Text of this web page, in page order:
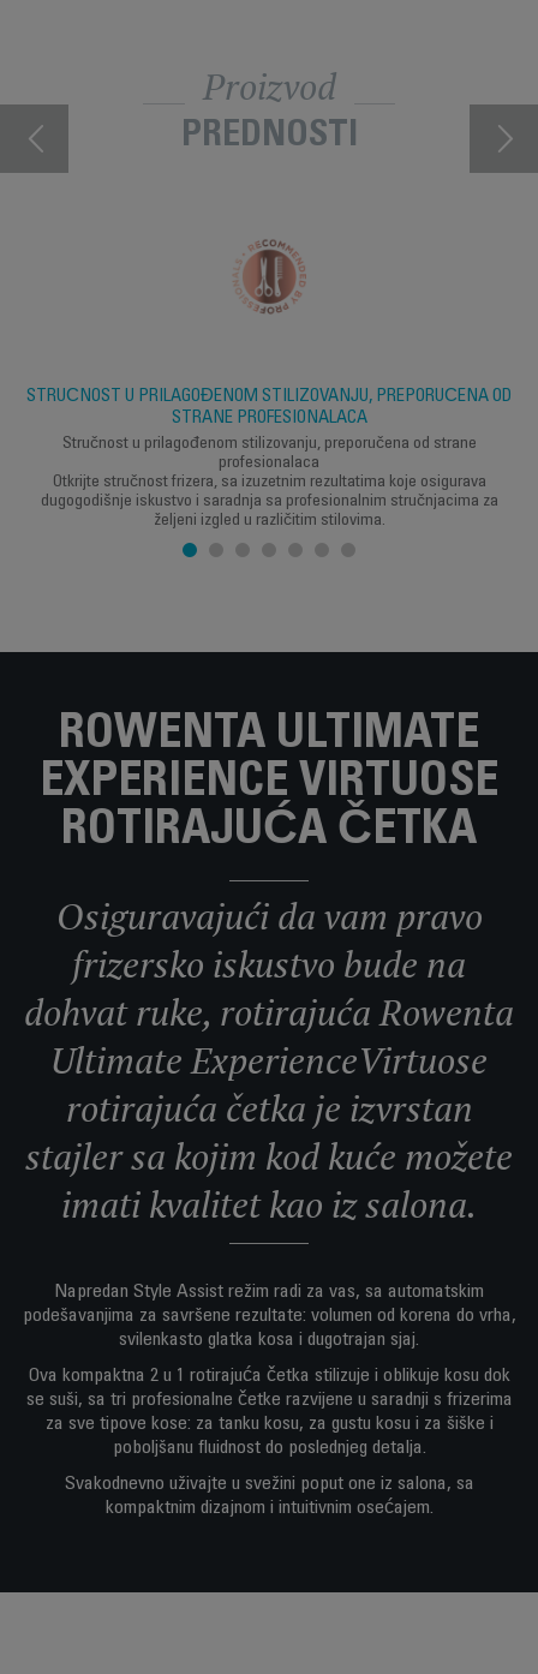
Proizvod
PREDNOSTI
STRUČNOST U PRILAGOĐENOM STILIZOVANJU, PREPORUČENA OD
STRANE PROFESIONALACA
Stručnost u prilagođenom stilizovanju, preporučena od strane
profesionalaca
Otkrijte stručnost frizera, sa izuzetnim rezultatima koje osigurava
dugogodišnje iskustvo i saradnja sa profesionalnim stručnjacima za
željeni izgled u različitim stilovima.
ROWENTA ULTIMATE
EXPERIENCE VIRTUOSE
ROTIRAJUĆA ČETKA
Osiguravajući da vam pravo
frizersko iskustvo bude na
dohvat ruke, rotirajuća Rowenta
Ultimate ExperienceVirtuose
rotirajuća četka je izvrstan
stajler sa kojim kod kuće možete
imati kvalitet kao iz salona.
Napredan Style Assist režim radi za vas, sa automatskim
podešavanjima za savršene rezultate: volumen od korena do vrha,
svilenkasto glatka kosa i dugotrajan sjaj.
Ova kompaktna 2 u 1 rotirajuća četka stilizuje i oblikuje kosu dok
se suši, sa tri profesionalne četke razvijene u saradnji s frizerima
za sve tipove kose: za tanku kosu, za gustu kosu i za šiške i
poboljšanu fluidnost do poslednjeg detalja.
Svakodnevno uživajte u svežini poput one iz salona, sa
kompaktnim dizajnom i intuitivnim osećajem.